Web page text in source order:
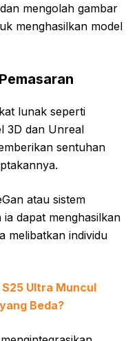
mengolah gambar
menghasilkan model
lunak seperti
3D dan Unreal
sentuhan
atau sistem
dapat menghasilkan
melibatkan individu
Ultra Muncul
Beda?